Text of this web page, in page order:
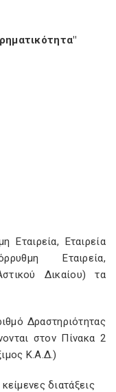
Εταιρεία
Εταιρεία,
Δικαίου) τα
Δραστηριότητας
στον Πίνακα 2
Κ.Α.Δ.)
διατάξεις